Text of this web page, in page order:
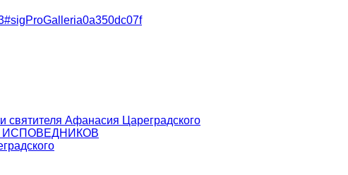
Афанасия Цареградского
ИСПОВЕДНИКОВ